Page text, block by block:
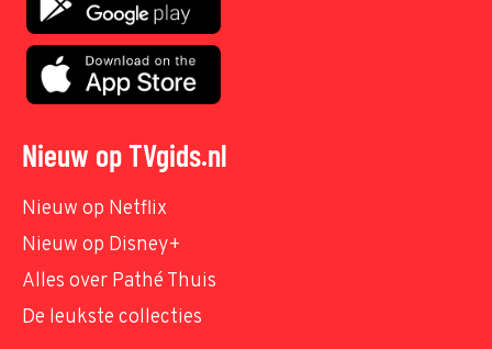
Nieuw op TVgids.nl
Nieuw op Netflix
Nieuw op Disney+
Alles over Pathé Thuis
De leukste collecties